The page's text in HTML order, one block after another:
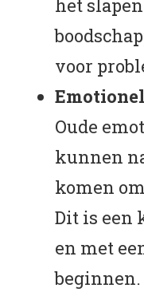
het
voor
Oude
kunnen
komen
Dit is een
en met
beginnen.